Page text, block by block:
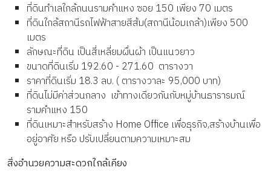
ที่ดินทำเลใกล้ถนนรามคำแหง ซอย 150 เพียง 70 เมตร
ที่ดินใกล้สถานีรถไฟฟ้าสายสีส้ม(สถานีน้อมเกล้า)เพียง 500
เมตร
ลักษณะที่ิดิน เป็นสี่เหลี่ยมผื่นผ้า เป็นแนวยาว
ขนาดที่ดินเริ่ม 192.60 - 271.60 ตารางวา
ราคาที่ดินเริ่ม 18.3 ลบ. ( ตารางวาละ 95,000 บาท)
ที่ดินไม่มีค่าส่วนกลาง เข้าทางเดียวกันกับหมู่บ้านธารารมณ์
รามคำแหง 150
ที่ดินเหมาะสำหรับสร้าง Home Office เพื่อธุรกิจ,สร้างบ้านเพื่อ
อยู่อาศัย หรือ ปรับเปลี่ยนตามความเหมาะสม
สิ่งอำนวยความสะดวกใกล้เคียง